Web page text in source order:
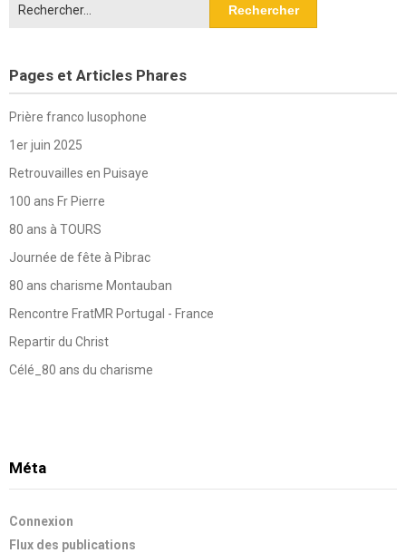
Pages et Articles Phares
Prière franco lusophone
1er juin 2025
Retrouvailles en Puisaye
100 ans Fr Pierre
80 ans à TOURS
Journée de fête à Pibrac
80 ans charisme Montauban
Rencontre FratMR Portugal - France
Repartir du Christ
Célé_80 ans du charisme
Méta
Connexion
Flux des publications